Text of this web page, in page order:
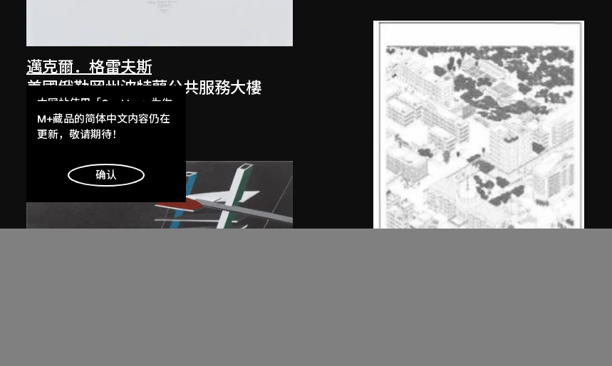
邁克爾．格雷夫斯
美國俄勒岡州波特蘭公共服務大樓
（1979–1982）繪圖
1980
本网站使用「Cookies」为你
提供最好的网站体验。
了解更多
明白
M+藏品的简体中文内容仍在
更新，敬请期待！
确认